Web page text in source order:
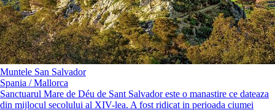
Muntele San Salvador
Spania / Mallorca
Sanctuarul Mare de Déu de Sant Salvador este o manastire ce dateaza
din mijlocul secolului al XIV-lea. A fost ridicat in perioada ciumei